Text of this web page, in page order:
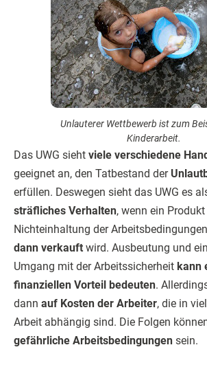
Unlauterer Wettbewerb ist zum
Kinderarbeit.
Das UWG sieht viele verschiedene
geeignet an, den Tatbestand der
erfüllen. Deswegen sieht das UWG es
sträfliches Verhalten, wenn ein
Nichteinhaltung der Arbeitsbedingungen
dann verkauft wird. Ausbeutung und
Umgang mit der Arbeitssicherheit kann
finanziellen Vorteil bedeuten.
dann auf Kosten der Arbeiter, die in
Arbeit abhängig sind. Die Folgen
gefährliche Arbeitsbedingungen sein.